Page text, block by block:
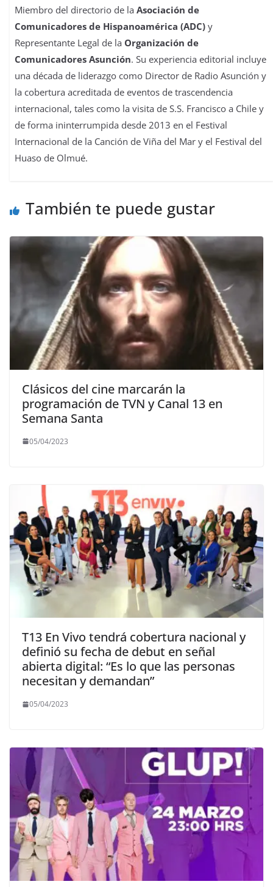
Miembro del directorio de laAsociación de
Comunicadores de Hispanoamérica (ADC) y
Representante Legal de la Organización de
Comunicadores Asunción. Su experiencia editorial incluye
una década de liderazgo como Director de Radio Asunción y
la cobertura acreditada de eventos de trascendencia
internacional, tales como la visita de S.S. Francisco a Chile y
de forma ininterrumpida desde 2013 en el Festival
Internacional de la Canción de Viña del Mar y el Festival del
Huaso de Olmué.
También te puede gustar
Clásicos del cine marcarán la
programación de TVN y Canal 13 en
Semana Santa
05/04/2023
T13 En Vivo tendrá cobertura nacional y
definió su fecha de debut en señal
abierta digital: “Es lo que las personas
necesitan y demandan”
05/04/2023